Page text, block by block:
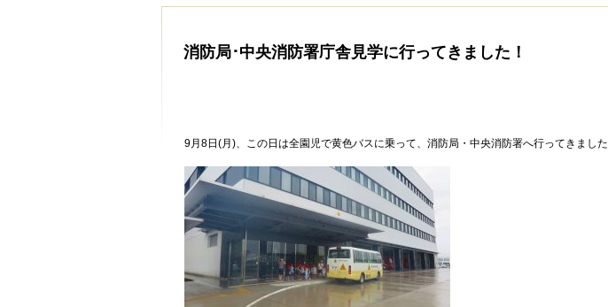
消防局･中央消防署庁舎見学に行ってきました！
9月8日(月)、この日は全園児で黄色バスに乗って、消防局・中央消防署へ行ってきました